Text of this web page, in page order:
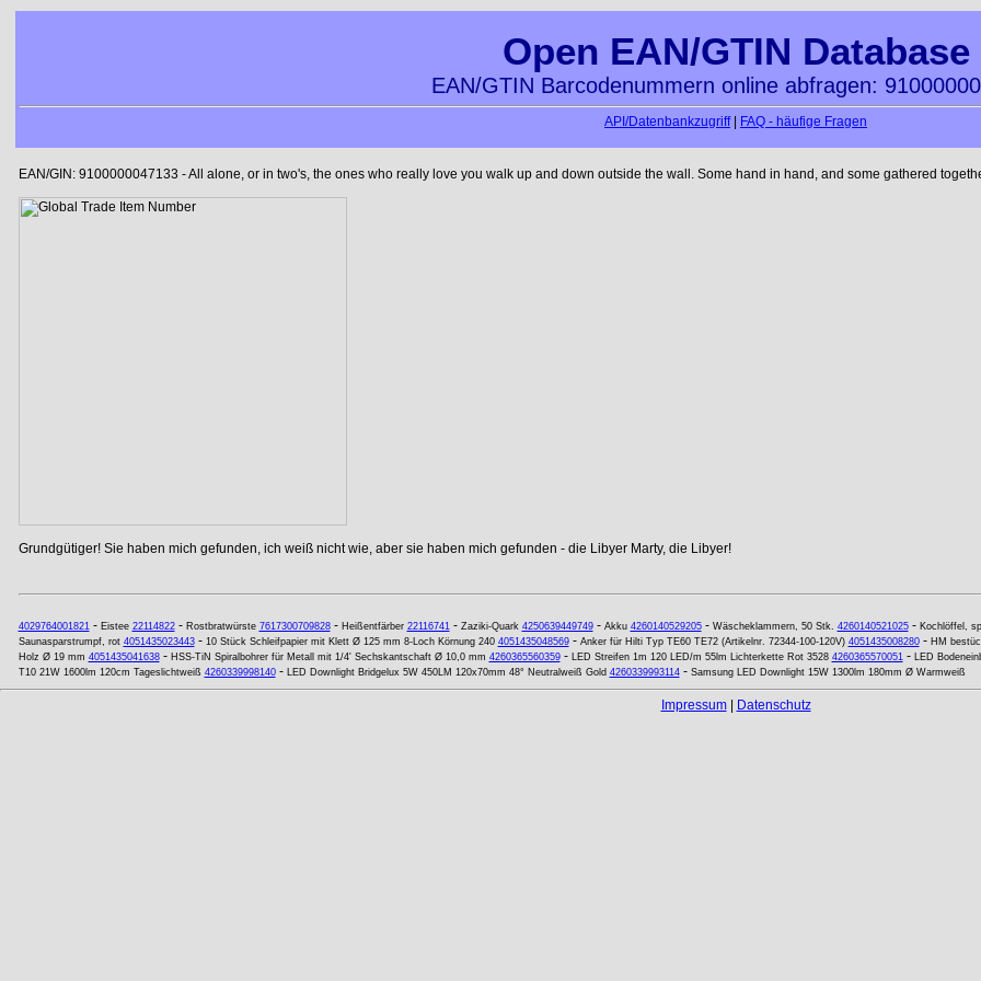
Open EAN/GTIN Database
EAN/GTIN Barcodenummern online abfragen:
API/Datenbankzugriff| FAQ - häufige Fragen
EAN/GIN: 9100000047133 - All alone, or in two's, the ones who really love you walk up and down outside the wall. Some hand in hand, and some gathered
Grundgütiger! Sie haben mich gefunden, ich weiß nicht wie, aber sie haben mich gefunden - die Libyer Marty, die Libyer!
4029764001821- Eistee 22114822- Rostbratwürste 7617300709828- Heißentfärber 22116741- Zaziki-Quark 4250639449749- Akku 4260140529205- Wäscheklammern, 50 Stk. 4260140521025- Kochlöffel,
Saunasparstrumpf, rot 4051435023443- 10 Stück Schleifpapier mit Klett Ø 125 mm 8-Loch Körnung 240 4051435048569- Anker für Hilti Typ TE60 TE72 (Artikelnr. 72344-100-120V) 4051435008280- HM
Holz Ø 19 mm 4051435041638- HSS-TiN Spiralbohrer für Metall mit 1/4' Sechskantschaft Ø 10,0 mm 4260365560359- LED Streifen 1m 120 LED/m 55lm Lichterkette Rot 3528 4260365570051- LED
T10 21W 1600lm 120cm Tageslichtweiß 4260339998140- LED Downlight Bridgelux 5W 450LM 120x70mm 48° Neutralweiß Gold 4260339993114- Samsung LED Downlight 15W 1300lm 180mm Ø Warmweiß
Impressum| Datenschutz